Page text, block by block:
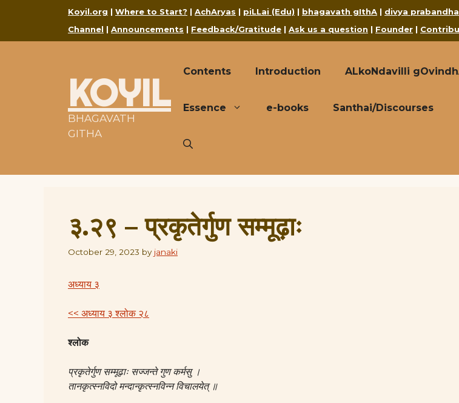
Koyil.org | Where to Start? | AchAryas | piLLai (Edu) | bhagavath gIthA | divya
Channel | Announcements | Feedback/Gratitude | Ask us a question | Founder |
KOYIL
BHAGAVATH
GITHA
Contents Introduction ALkoNdavilli
Essence e-books Santhai/Discourses
३.२९ – प्रकृतेर्गुण सम्मूढ़ाः
October 29, 2023 by janaki
अध्याय ३
<< अध्याय ३ श्लोक २८
श्लोक
प्रकृतेर्गुण सम्मूढ़ाः सज्जन्ते गुण कर्मसु ।
तानकृत्स्नविदो मन्दान्कृत्स्नविन्न विचालयेत्‌ ॥